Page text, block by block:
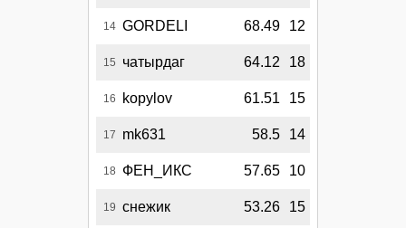
14 GORDELI 68.49 12
15 чатырдаг 64.12 18
16 kopylov 61.51 15
17 mk631 58.5 14
18 ФЕН_ИКС 57.65 10
19 снежик 53.26 15